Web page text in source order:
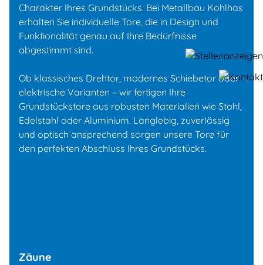
Charakter Ihres Grundstücks. Bei Metallbau Kohlhas
erhalten Sie individuelle Tore, die in Design und
Funktionalität genau auf Ihre Bedürfnisse
abgestimmt sind.
Ob klassisches Drehtor, modernes Schiebetor oder
elektrische Varianten – wir fertigen Ihre
Grundstückstore aus robusten Materialien wie Stahl,
Edelstahl oder Aluminium. Langlebig, zuverlässig
und optisch ansprechend sorgen unsere Tore für
den perfekten Abschluss Ihres Grundstücks.
Zäune